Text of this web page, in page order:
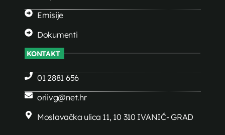
Emisije
Dokumenti
KONTAKT
01 2881 656
oriivg@net.hr
Moslavačka ulica 11, 10 310 IVANIĆ- GRAD